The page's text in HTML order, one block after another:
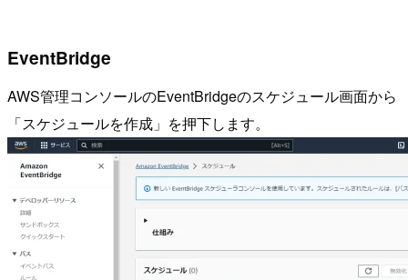
EventBridge
AWS管理コンソールのEventBridgeのスケジュール画面から
「スケジュールを作成」を押下します。